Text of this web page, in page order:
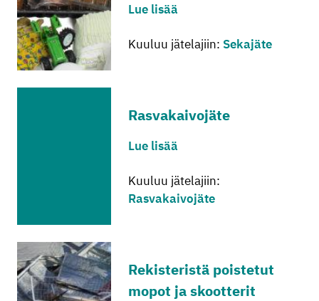
Lue lisää
Kuuluu jätelajiin: Sekajäte
Ras­va­kai­vo­jä­te
Lue lisää
Kuuluu jätelajiin:
Rasvakaivojäte
Re­kis­te­ris­tä pois­te­tut
mopot ja skoot­te­rit